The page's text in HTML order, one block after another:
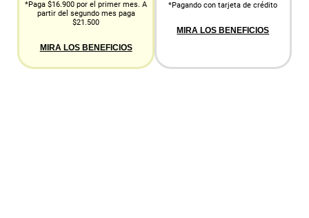
*Paga $16.900 por el primer mes. A
partir del segundo mes paga
$21.500
MIRA LOS BENEFICIOS
*Pagando con tarjeta de crédito
MIRA LOS BENEFICIOS